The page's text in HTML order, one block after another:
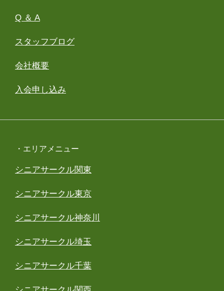
Q ＆ A
スタッフブログ
会社概要
入会申し込み
・エリアメニュー
シニアサークル関東
シニアサークル東京
シニアサークル神奈川
シニアサークル埼玉
シニアサークル千葉